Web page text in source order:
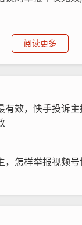
中的恶意举报，主
往往让人精疲力尽
实可行的迂回路
，能够帮助受害
过正规的法律函
涉,从而在最短时
回归正义，让每
阅读更多
有效，快手投诉
，怎样举报视频